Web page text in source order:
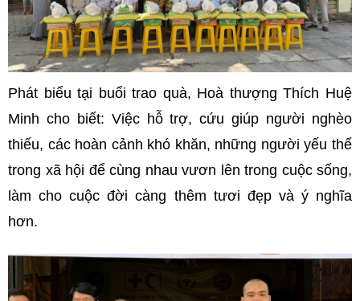
Phát biểu tại buổi trao quà, Hoà thượng Thích Huệ
Minh cho biết: Việc hỗ trợ, cứu giúp người nghèo
thiếu, các hoàn cảnh khó khăn, những người yếu thế
trong xã hội để cùng nhau vươn lên trong cuộc sống,
làm cho cuộc đời càng thêm tươi đẹp và ý nghĩa
hơn.